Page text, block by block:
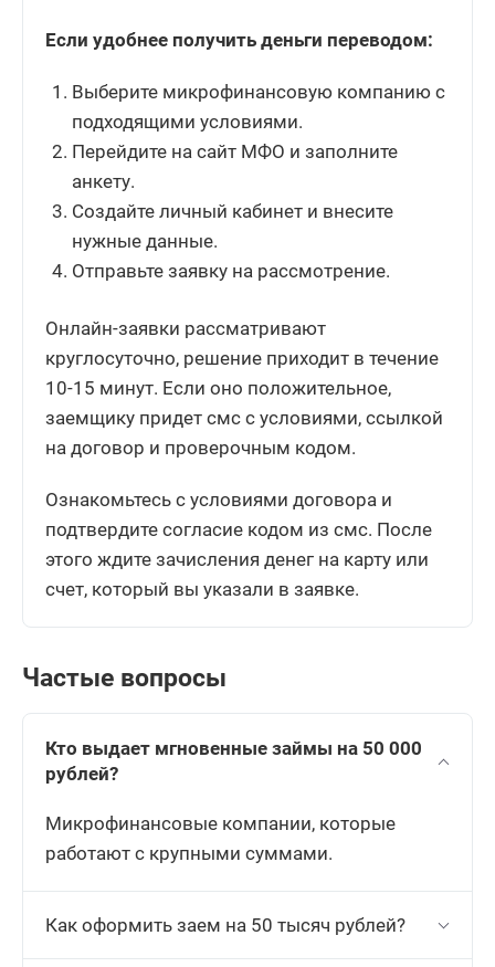
Если удобнее получить деньги переводом:
Выберите микрофинансовую компанию с
подходящими условиями.
Перейдите на сайт МФО и заполните
анкету.
Создайте личный кабинет и внесите
нужные данные.
Отправьте заявку на рассмотрение.
Онлайн-заявки рассматривают
круглосуточно, решение приходит в течение
10-15 минут. Если оно положительное,
заемщику придет смс с условиями, ссылкой
на договор и проверочным кодом.
Ознакомьтесь с условиями договора и
подтвердите согласие кодом из смс. После
этого ждите зачисления денег на карту или
счет, который вы указали в заявке.
Частые вопросы
Кто выдает мгновенные займы на 50 000
рублей?
Микрофинансовые компании, которые
работают с крупными суммами.
Как оформить заем на 50 тысяч рублей?